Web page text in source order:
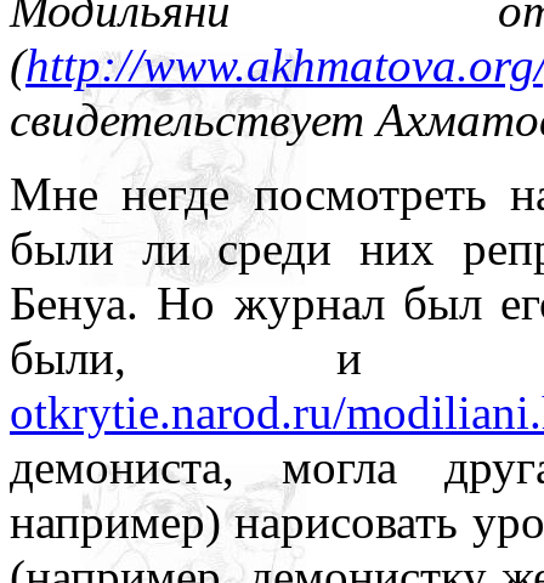
нигде уточнять и
(http://
свидетельствует
Мне негде посмотреть
были ли среди них
Бенуа. Но журнал был
были, и
otkrytie.narod.ru/
демониста, могла
например) нарисовать